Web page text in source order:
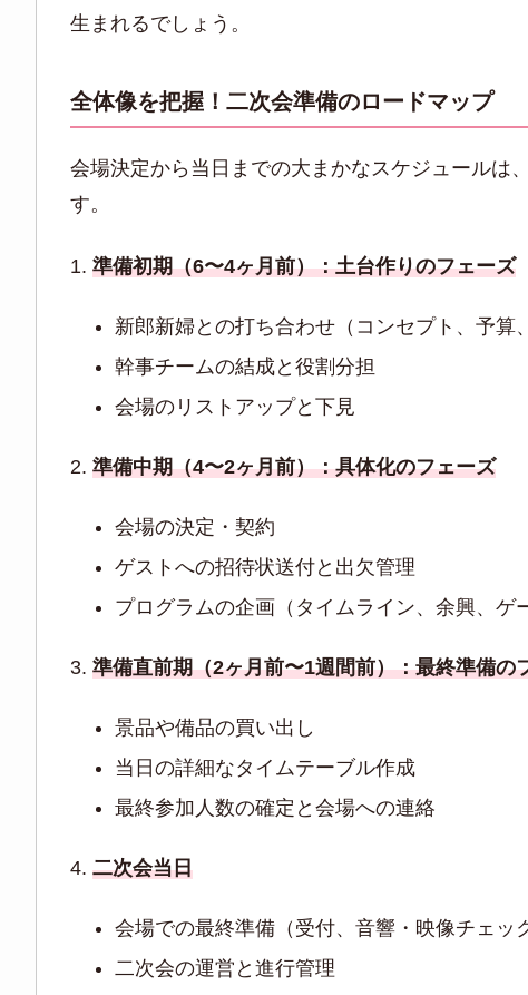
生まれるでしょう。
全体像を把握！二次会準備のロードマップ
会場決定から当日までの大まかなスケジュールは
す。
準備初期（6〜4ヶ月前）：土台作りのフェーズ
新郎新婦との打ち合わせ（コンセプト、予算
幹事チームの結成と役割分担
会場のリストアップと下見
準備中期（4〜2ヶ月前）：具体化のフェーズ
会場の決定・契約
ゲストへの招待状送付と出欠管理
プログラムの企画（タイムライン、余興、ゲ
準備直前期（2ヶ月前〜1週間前）：最終準備の
景品や備品の買い出し
当日の詳細なタイムテーブル作成
最終参加人数の確定と会場への連絡
二次会当日
会場での最終準備（受付、音響・映像チェッ
二次会の運営と進行管理